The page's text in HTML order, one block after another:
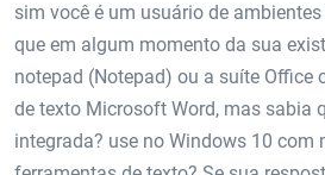
sim você é um usuário de
que em algum momento da sua
notepad (Notepad) ou a suíte Office
de texto Microsoft Word, mas sabia
integrada? use no Windows 10 com